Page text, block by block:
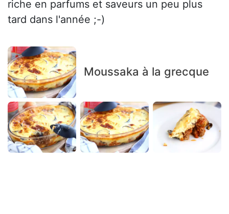
riche en parfums et saveurs un peu plus
tard dans l'année ;-)
Moussaka à la grecque